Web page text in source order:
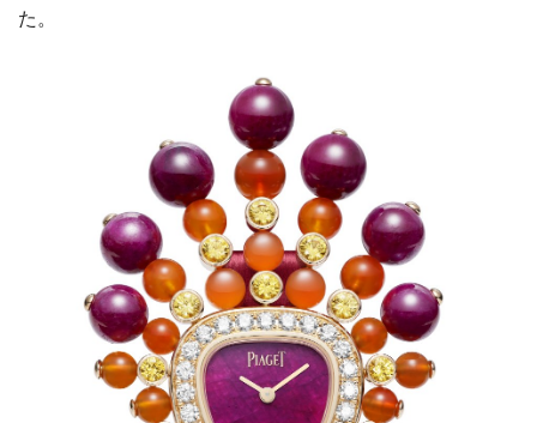
た。